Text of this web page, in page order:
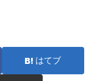
はてブ